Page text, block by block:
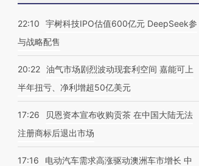
22:10
宇树科技IPO估值600亿元 DeepSeek参
与战略配售
20:22 油气市场剧烈波动现套利空间 嘉能可上
半年扭亏、净利增超50亿美元
17:26
贝恩资本宣布收购贡茶 在中国大陆无法
注册商标后退出市场
17:16
电动汽车需求高涨驱动澳洲车市增长 中